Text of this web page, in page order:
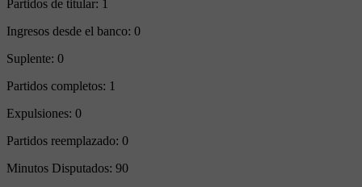
Partidos de titular: 1
Ingresos desde el banco: 0
Suplente: 0
Partidos completos: 1
Expulsiones: 0
Partidos reemplazado: 0
Minutos Disputados: 90